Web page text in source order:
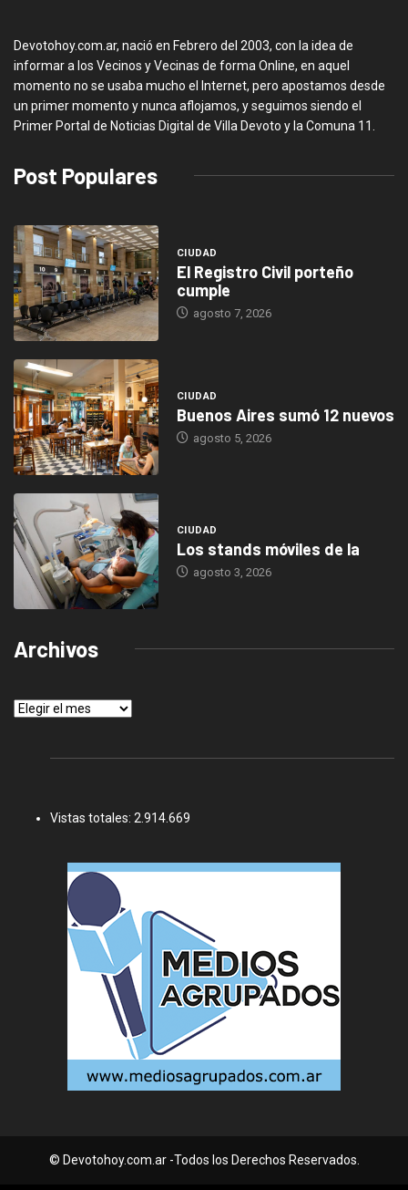
Devotohoy.com.ar, nació en Febrero del 2003, con la idea de
informar a los Vecinos y Vecinas de forma Online, en aquel
momento no se usaba mucho el Internet, pero apostamos desde
un primer momento y nunca aflojamos, y seguimos siendo el
Primer Portal de Noticias Digital de Villa Devoto y la Comuna 11.
Post Populares
CIUDAD
El Registro Civil porteño
cumple
agosto 7, 2026
CIUDAD
Buenos Aires sumó 12 nuevos
agosto 5, 2026
CIUDAD
Los stands móviles de la
agosto 3, 2026
Archivos
Archivos
Vistas totales: 2.914.669
© Devotohoy.com.ar -Todos los Derechos Reservados.